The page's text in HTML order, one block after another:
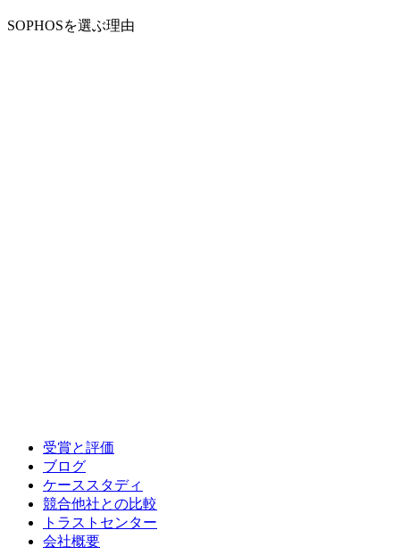
SOPHOSを選ぶ理由
受賞と評価
ブログ
ケーススタディ
競合他社との比較
トラストセンター
会社概要